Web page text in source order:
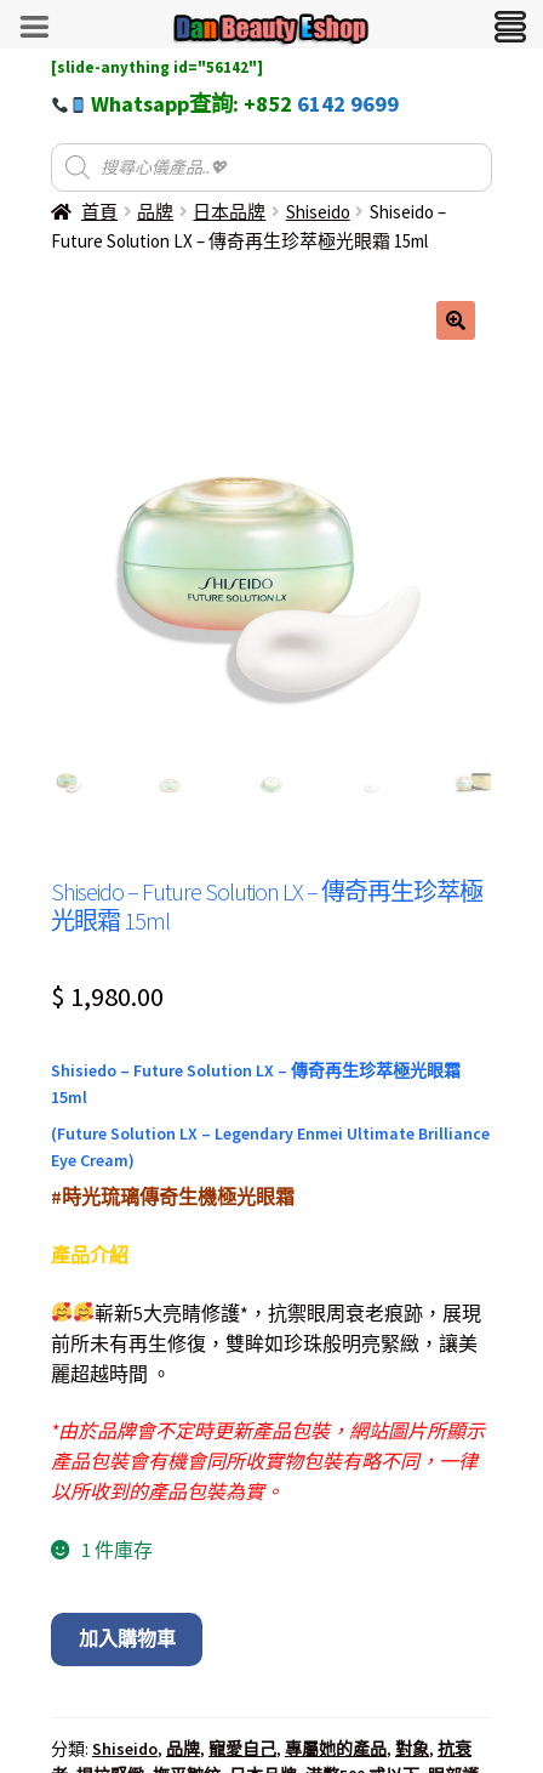
[slide-anything id="56142"]
Whatsapp查詢: +852 6142 9699
首頁 品牌 日本品牌 Shiseido
Shiseido –
Future Solution LX – 傳奇再生珍萃極光眼霜 15ml
Shiseido – Future Solution LX – 傳奇再生珍萃極
光眼霜 15ml
$ 1,980.00
Shisiedo – Future Solution LX – 傳奇再生珍萃極光眼霜
15ml
(Future Solution LX – Legendary Enmei Ultimate Brilliance
Eye Cream)
#時光琉璃傳奇生機極光眼霜
產品介紹
嶄新5大亮睛修護*，抗禦眼周衰老痕跡，展現
前所未有再生修復，雙眸如珍珠般明亮緊緻，讓美
麗超越時間 。
*由於品牌會不定時更新產品包裝，網站圖片所顯示
產品包裝會有機會同所收實物包裝有略不同，一律
以所收到的產品包裝為實。
1 件庫存
加入購物車
分類: Shiseido, 品牌, 寵愛自己, 專屬她的產品, 對象, 抗衰